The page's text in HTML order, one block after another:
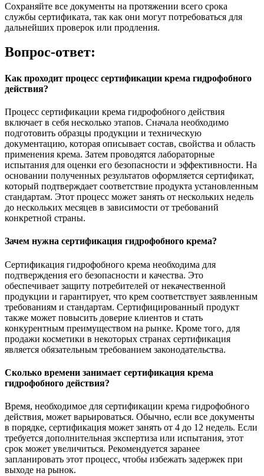
Сохраняйте все документы на протяжении всего срока
службы сертификата, так как они могут потребоваться для
дальнейших проверок или продления.
Вопрос-ответ:
Как проходит процесс сертификации крема гидрофобного
действия?
Процесс сертификации крема гидрофобного действия
включает в себя несколько этапов. Сначала необходимо
подготовить образцы продукции и техническую
документацию, которая описывает состав, свойства и область
применения крема. Затем проводятся лабораторные
испытания для оценки его безопасности и эффективности. На
основании полученных результатов оформляется сертификат,
который подтверждает соответствие продукта установленным
стандартам. Этот процесс может занять от нескольких недель
до нескольких месяцев в зависимости от требований
конкретной страны.
Зачем нужна сертификация гидрофобного крема?
Сертификация гидрофобного крема необходима для
подтверждения его безопасности и качества. Это
обеспечивает защиту потребителей от некачественной
продукции и гарантирует, что крем соответствует заявленным
требованиям и стандартам. Сертифицированный продукт
также может повысить доверие клиентов и стать
конкурентным преимуществом на рынке. Кроме того, для
продажи косметики в некоторых странах сертификация
является обязательным требованием законодательства.
Сколько времени занимает сертификация крема
гидрофобного действия?
Время, необходимое для сертификации крема гидрофобного
действия, может варьироваться. Обычно, если все документы
в порядке, сертификация может занять от 4 до 12 недель. Если
требуется дополнительная экспертиза или испытания, этот
срок может увеличиться. Рекомендуется заранее
запланировать этот процесс, чтобы избежать задержек при
выходе на рынок.